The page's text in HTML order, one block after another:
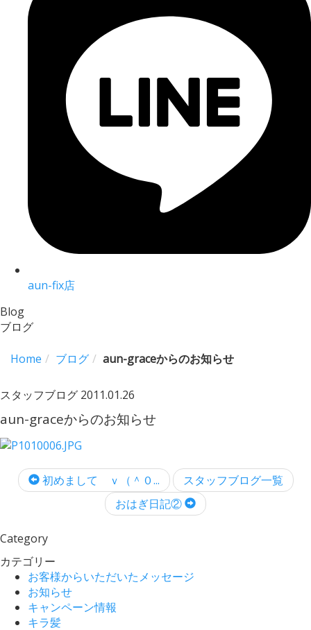
aun-fix店
Blog
ブログ
Home ブログ aun-graceからのお知らせ
スタッフブログ 2011.01.26
aun-graceからのお知らせ
初めまして ｖ（＾０...
スタッフブログ一覧
おはぎ日記②
Category
カテゴリー
お客様からいただいたメッセージ
お知らせ
キャンペーン情報
キラ髪